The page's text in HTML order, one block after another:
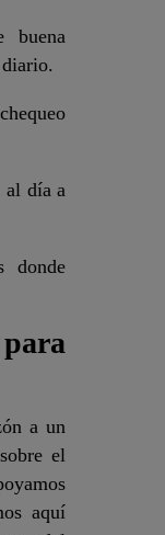
buena
al día a
donde
a un
el
aquí